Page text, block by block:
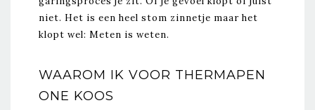
niet. Het is een heel stom zinnetje maar het
klopt wel: Meten is weten.
WAAROM IK VOOR THERMAPEN
ONE KOOS